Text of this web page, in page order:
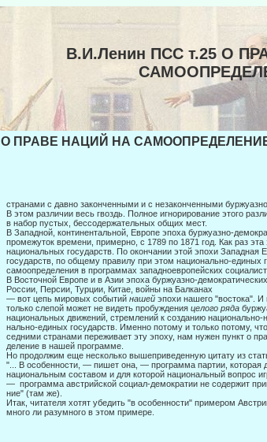
В.И.Ленин ПСС т.25 О
О ПРАВЕ НАЦИЙ НА САМООПРЕДЕЛЕНИЕ
странами с давно законченными и с незаконченными
В этом различии весь гвоздь. Полное игнорирование этого
в набор пустых, бессодержательных общих мест.
В Западной, континентальной, Европе эпоха буржуазно-
промежуток времени, примерно, с 1789 по 1871 год. Как раз
нацио­нальных государств. По окончании этой эпохи
государств, по общему правилу при этом национально-единых
самоопределения в программах за­падноевропейских
В Восточной Европе и в Азии эпоха буржуазно-
России, Персии, Турции, Китае, войны на Балканах
— вот цепь мировых событий нашей эпохи нашего "востока". И
только слепой может не видеть пробуждения целого ряда
национальных движений, стремлений к созданию
нально-единых государств. Именно потому и только потому,
седними странами переживает эту эпоху, нам нужен пункт о
деление в нашей программе.
Но продолжим еще несколько вышеприведенную цитату из
"... В особенности, — пишет она, — программа партии, которая
национальным составом и для которой национальный вопрос
— программа австрийской социал-демократии не содержит
ние" (там же).
Итак, читателя хотят убедить "в особенности" примером
много ли разумного в этом примере.